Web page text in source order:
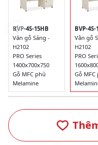
BVP-4S-15HB
Vân gỗ Sáng -
H2102
PRO Series
1400x700x750
Gỗ MFC phủ
Melamine
BVP-4S-
Vân gỗ
H2102
PRO
Gỗ MFC